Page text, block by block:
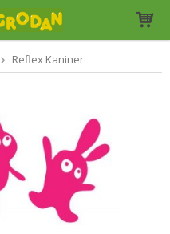
i varukorgen
Reflex Kaniner